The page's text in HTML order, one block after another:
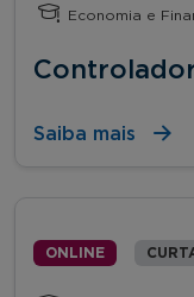
Economia e
Saiba mais
ONLINE